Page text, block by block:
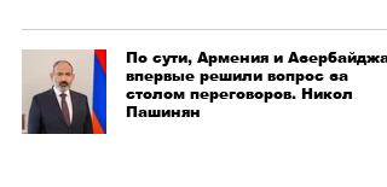
По сути, Армения и
впервые решили вопрос за
столом переговоров. Никол
Пашинян